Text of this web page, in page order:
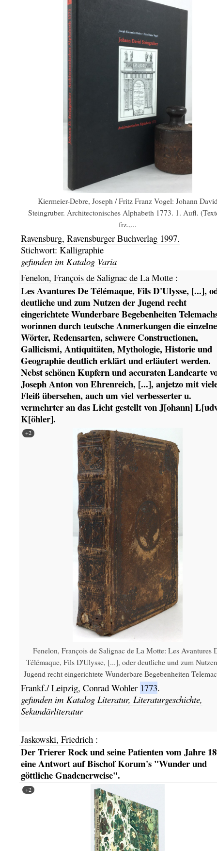
Kiermeier-Debre, Joseph / Fritz Franz Vogel: Johann
Steingruber. Architectonisches Alphabeth 1773. 1. Aufl.
frz.,...
Ravensburg, Ravensburger Buchverlag 1997.
Stichwort: Kalligraphie
gefunden im Katalog Varia
Fenelon, François de Salignac de La Motte:
Les Avantures De Télémaque, Fils D'Ulysse, [...],
deutliche und zum Nutzen der Jugend recht
eingerichtete Wunderbare Begebenheiten
worinnen durch teutsche Anmerkungen die einzelne
Wörter, Redensarten, schwere Constructionen,
Gallicismi, Antiquitäten, Mythologie, Historie und
Geographie deutlich erklärt und erläutert werden.
Nebst schönen Kupfern und accuraten Landcarte
Joseph Anton von Ehrenreich, [...], anjetzo mit
Fleiß übersehen, auch um viel verbesserter u.
vermehrter an das Licht gestellt von J[ohann]
K[öhler].
+2
Fenelon, François de Salignac de La Motte: Les Avantures
Télémaque, Fils D'Ulysse, [...], oder deutliche und zum
Jugend recht eingerichtete Wunderbare Begebenheiten
Frankf./ Leipzig, Conrad Wohler 1773.
gefunden im Katalog Literatur, Literaturgeschichte,
Sekundärliteratur
Jaskowski, Friedrich :
Der Trierer Rock und seine Patienten vom Jahre
eine Antwort auf Bischof Korum's "Wunder und
göttliche Gnadenerweise".
+2